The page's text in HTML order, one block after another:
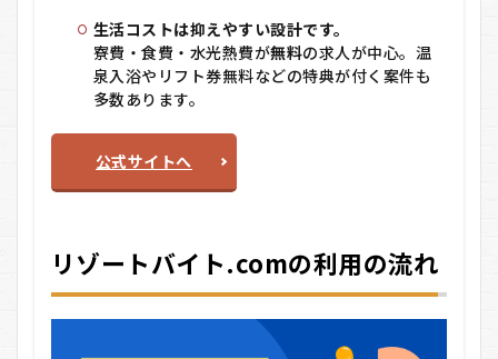
生活コストは抑えやすい設計です。
寮費・食費・水光熱費が無料の求人が中心。温
泉入浴やリフト券無料などの特典が付く案件も
多数あります。
公式サイトへ
リゾートバイト.comの利用の流れ